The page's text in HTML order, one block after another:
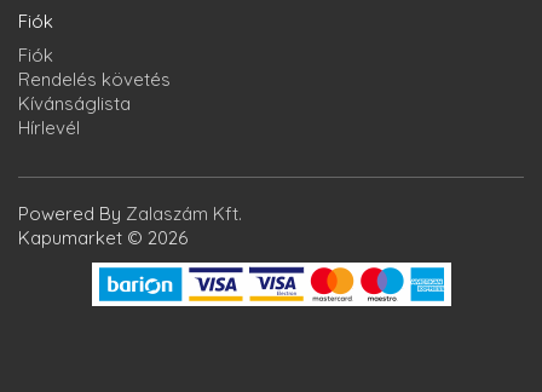
Fiók
Fiók
Rendelés követés
Kívánságlista
Hírlevél
Powered By Zalaszám Kft.
Kapumarket © 2026